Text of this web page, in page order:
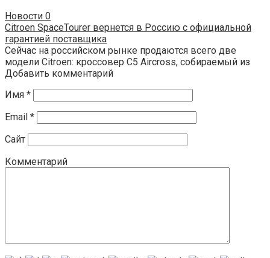
Новости 0
Citroen SpaceTourer вернется в Россию с официальной
гарантией поставщика
Сейчас на российском рынке продаются всего две
модели Citroen: кроссовер C5 Aircross, собираемый из
Добавить комментарий
Имя *
Email *
Сайт
Комментарий